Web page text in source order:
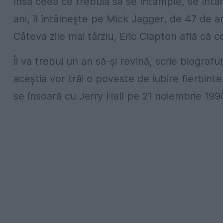
ani, îl întâlnește pe Mick Jagger, de 47 de
Câteva zile mai târziu, Eric Clapton află că
Îi va trebui un an să-și revină, scrie
aceștia vor trăi o poveste de iubire
se însoară cu Jerry Hall pe 21 noiembrie